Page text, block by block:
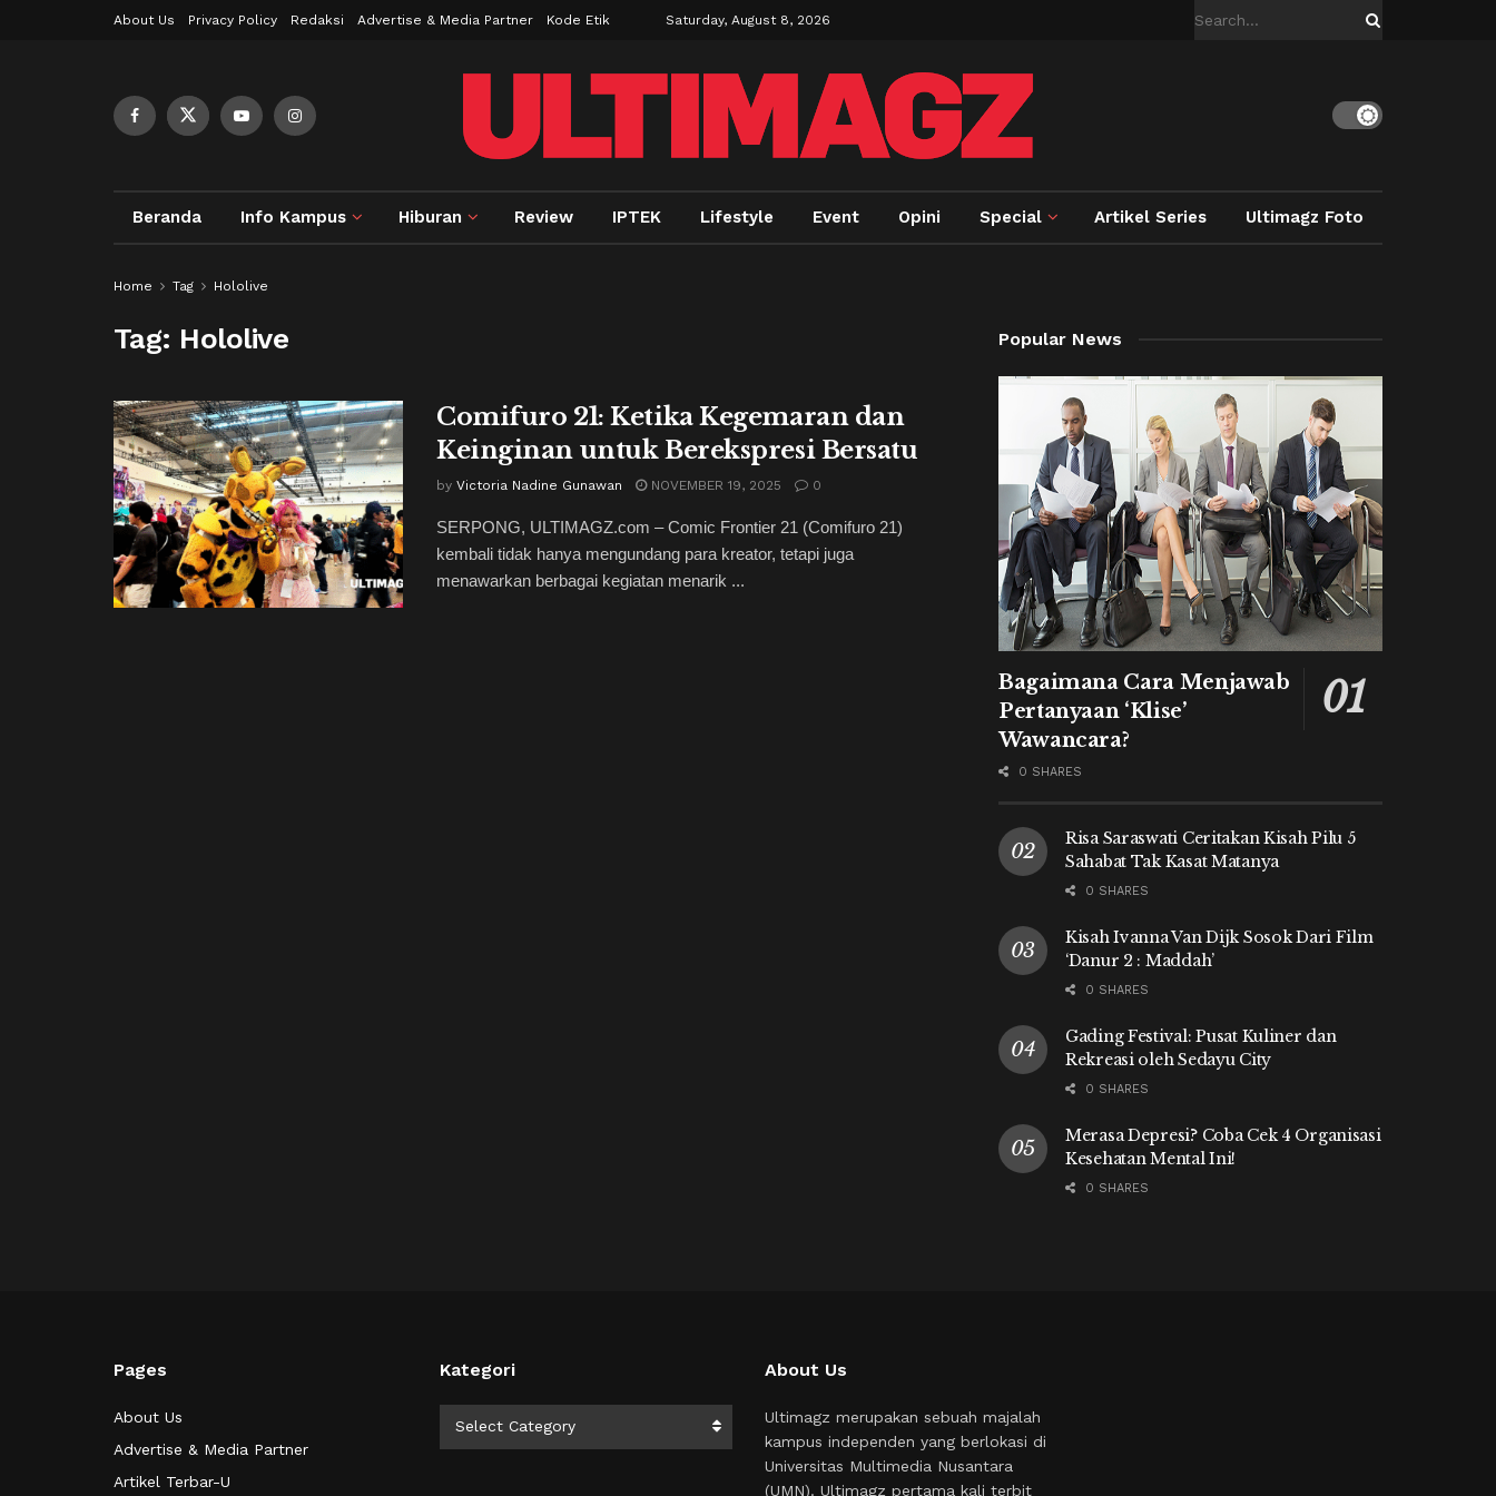
About Us Privacy Policy Redaksi Advertise & Media Partner Kode Etik Saturday, August 8, 2026
Beranda Info Kampus Hiburan Review IPTEK Lifestyle Event Opini Special Artikel Series Ultimagz Foto
Home Tag Hololive
Tag: Hololive
Comifuro 21: Ketika Kegemaran dan
Keinginan untuk Berekspresi Bersatu
by Victoria Nadine Gunawan NOVEMBER 19, 2025 0
SERPONG, ULTIMAGZ.com – Comic Frontier 21 (Comifuro 21)
kembali tidak hanya mengundang para kreator, tetapi juga
menawarkan berbagai kegiatan menarik ...
Popular News
Bagaimana Cara Menjawab
Pertanyaan ‘Klise’
Wawancara?
0 SHARES
Risa Saraswati Ceritakan Kisah Pilu 5
Sahabat Tak Kasat Matanya
0 SHARES
Kisah Ivanna Van Dijk Sosok Dari Film
‘Danur 2 : Maddah’
0 SHARES
Gading Festival: Pusat Kuliner dan
Rekreasi oleh Sedayu City
0 SHARES
Merasa Depresi? Coba Cek 4 Organisasi
Kesehatan Mental Ini!
0 SHARES
Pages
About Us
Advertise & Media Partner
Artikel Terbar-U
Kategori
Select Category
About Us
Ultimagz merupakan sebuah majalah
kampus independen yang berlokasi di
Universitas Multimedia Nusantara
(UMN). Ultimagz pertama kali terbit